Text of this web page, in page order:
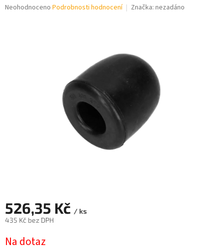
Průměrné
Neohodnoceno Podrobnosti hodnocení Značka: nezadáno
526,35 Kč / ks
435 Kč bez DPH
cena:
Na dotaz